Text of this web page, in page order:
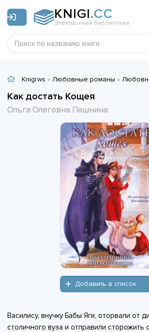
KNIGI.CC
Электронная библиотека
Knigi.ws » Любовные романы » Любовное
Как достать Кощея
Ольга Олеговна Пашнина
Добавить в список
Василису, внучку Бабы Яги, оторвали от
столичного вуза и отправили сторожить